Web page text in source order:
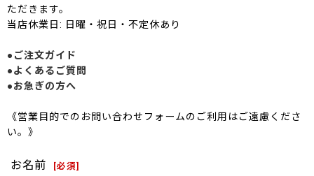
ただきます。
当店休業日: 日曜・祝日・不定休あり
●ご注文ガイド
●よくあるご質問
●お急ぎの方へ
《営業目的でのお問い合わせフォームのご利用はご遠慮くださ
い。》
お名前 [必須]